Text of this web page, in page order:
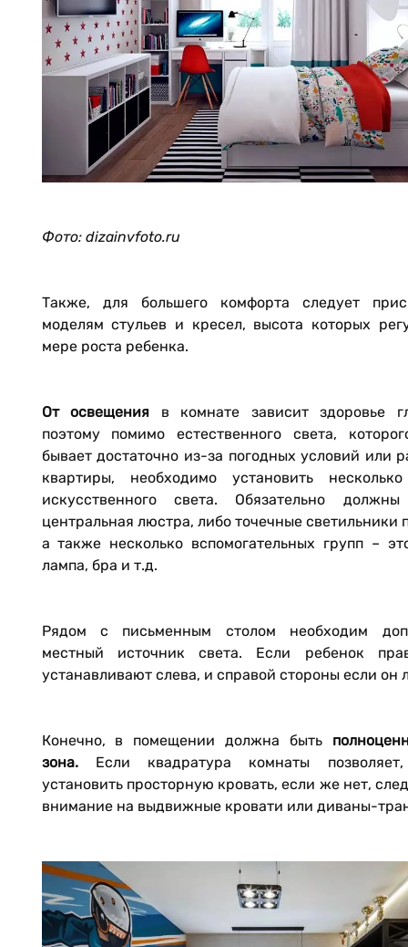
Фото: dizainvfoto.ru
Также, для большего комфорта следует
моделям стульев и кресел, высота которых
мере роста ребенка.
От освещения в комнате зависит здоровье
поэтому помимо естественного света,
бывает достаточно из-за погодных условий или
квартиры, необходимо установить
искусственного света. Обязательно
центральная люстра, либо точечные светильники
а также несколько вспомогательных групп –
лампа, бра и т.д.
Рядом с письменным столом необходим
местный источник света. Если ребенок
устанавливают слева, и справой стороны если
Конечно, в помещении должна быть
зона.Если квадратура комнаты
установить просторную кровать, если же нет,
внимание на выдвижные кровати или диваны-